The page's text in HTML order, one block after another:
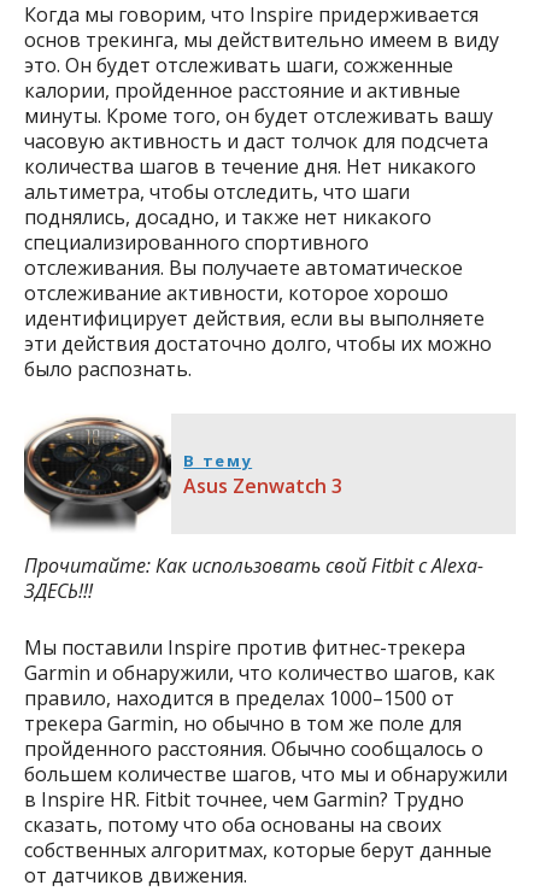
Когда мы говорим, что Inspire придерживается
основ трекинга, мы действительно имеем в виду
это. Он будет отслеживать шаги, сожженные
калории, пройденное расстояние и активные
минуты. Кроме того, он будет отслеживать вашу
часовую активность и даст толчок для подсчета
количества шагов в течение дня. Нет никакого
альтиметра, чтобы отследить, что шаги
поднялись, досадно, и также нет никакого
специализированного спортивного
отслеживания. Вы получаете автоматическое
отслеживание активности, которое хорошо
идентифицирует действия, если вы выполняете
эти действия достаточно долго, чтобы их можно
было распознать.
В тему
Asus Zenwatch 3
Прочитайте: Как использовать свой Fitbit с Alexa-
ЗДЕСЬ!!!
Мы поставили Inspire против фитнес-трекера
Garmin и обнаружили, что количество шагов, как
правило, находится в пределах 1000–1500 от
трекера Garmin, но обычно в том же поле для
пройденного расстояния. Обычно сообщалось о
большем количестве шагов, что мы и обнаружили
в Inspire HR. Fitbit точнее, чем Garmin? Трудно
сказать, потому что оба основаны на своих
собственных алгоритмах, которые берут данные
от датчиков движения.